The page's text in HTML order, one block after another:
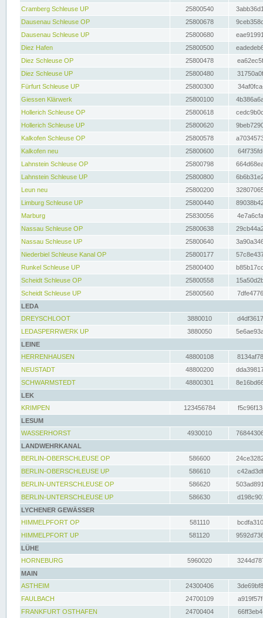
Cramberg Schleuse UP
25800540
Dausenau Schleuse OP
25800678
Dausenau Schleuse UP
25800680
Diez Hafen
25800500
Diez Schleuse OP
25800478
Diez Schleuse UP
25800480
Fürfurt Schleuse UP
25800300
Giessen Klärwerk
25800100
Hollerich Schleuse OP
25800618
Hollerich Schleuse UP
25800620
Kalkofen Schleuse OP
25800578
Kalkofen neu
25800600
Lahnstein Schleuse OP
25800798
Lahnstein Schleuse UP
25800800
Leun neu
25800200
Limburg Schleuse UP
25800440
Marburg
25830056
Nassau Schleuse OP
25800638
Nassau Schleuse UP
25800640
Niederbiel Schleuse Kanal OP
25800177
Runkel Schleuse UP
25800400
Scheidt Schleuse OP
25800558
Scheidt Schleuse UP
25800560
LEDA
DREYSCHLOOT
3880010
LEDASPERRWERK UP
3880050
LEINE
HERRENHAUSEN
48800108
NEUSTADT
48800200
SCHWARMSTEDT
48800301
LEK
KRIMPEN
123456784
LESUM
WASSERHORST
4930010
LANDWEHRKANAL
BERLIN-OBERSCHLEUSE OP
586600
BERLIN-OBERSCHLEUSE UP
586610
BERLIN-UNTERSCHLEUSE OP
586620
BERLIN-UNTERSCHLEUSE UP
586630
LYCHENER GEWÄSSER
HIMMELPFORT OP
581110
HIMMELPFORT UP
581120
LÜHE
HORNEBURG
5960020
MAIN
ASTHEIM
24300406
FAULBACH
24700109
FRANKFURT OSTHAFEN
24700404